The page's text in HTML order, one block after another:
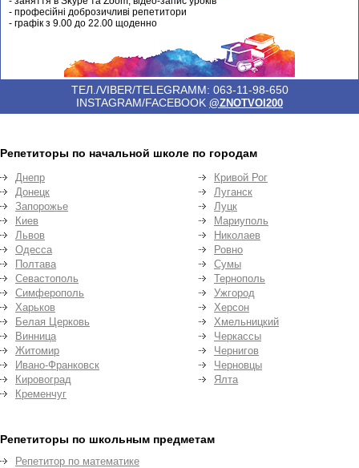
- професійні доброзичливі репетитори
- графік з 9.00 до 22.00 щоденно
ТЕЛ./VIBER/TELEGRAMM: 063-11-98-650
INSTAGRAM/FACEBOOK @ZNOTVOI200
Репетиторы по начальной школе по городам
Днепр
Донецк
Запорожье
Киев
Львов
Одесса
Полтава
Севастополь
Симферополь
Харьков
Белая Церковь
Винница
Житомир
Ивано-Франковск
Кировоград
Кременчуг
Кривой Рог
Луганск
Луцк
Мариуполь
Николаев
Ровно
Сумы
Тернополь
Ужгород
Херсон
Хмельницкий
Черкассы
Чернигов
Черновцы
Ялта
Репетиторы по школьным предметам
Репетитор по математике